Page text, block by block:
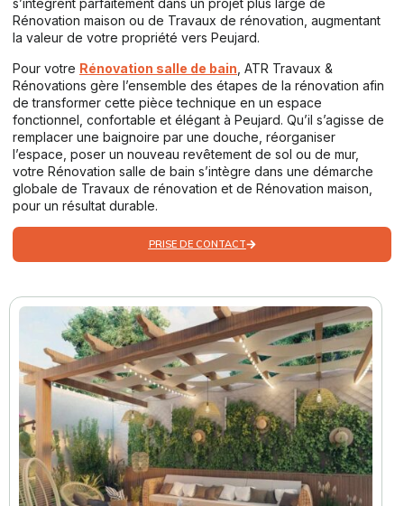
s’intègrent parfaitement dans un projet plus large de
Rénovation maison ou de Travaux de rénovation, augmentant
la valeur de votre propriété vers Peujard.
Pour votre Rénovation salle de bain , ATR Travaux &
Rénovations gère l’ensemble des étapes de la rénovation afin
de transformer cette pièce technique en un espace
fonctionnel, confortable et élégant à Peujard. Qu’il s’agisse de
remplacer une baignoire par une douche, réorganiser
l’espace, poser un nouveau revêtement de sol ou de mur,
votre Rénovation salle de bain s’intègre dans une démarche
globale de Travaux de rénovation et de Rénovation maison,
pour un résultat durable.
PRISE DE CONTACT